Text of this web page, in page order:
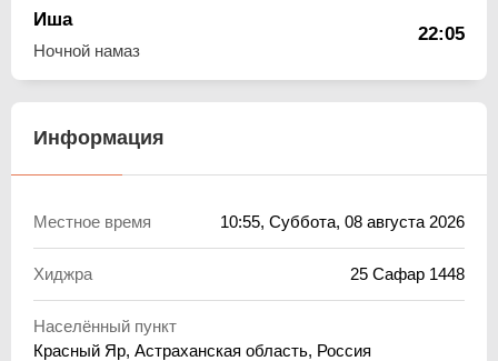
Иша
Ночной намаз
22:05
Информация
Местное время 10:55, Суббота, 08 августа 2026
Хиджра 25 Сафар 1448
Населённый пункт
Красный Яр, Астраханская область, Россия